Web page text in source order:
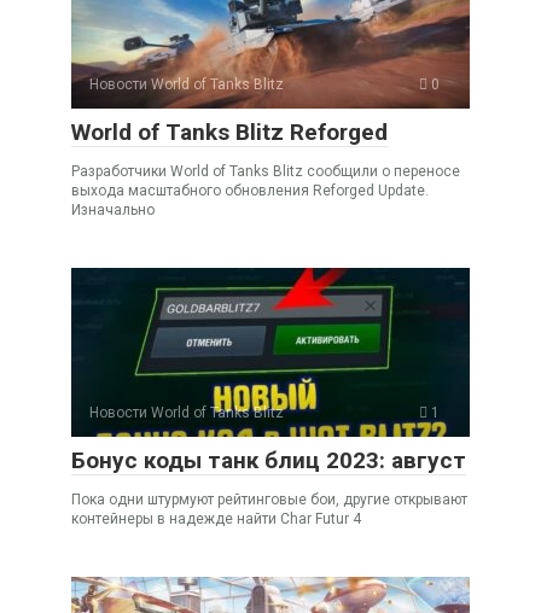
Новости World of Tanks Blitz 0
World of Tanks Blitz Reforged
Разработчики World of Tanks Blitz сообщили о переносе
выхода масштабного обновления Reforged Update.
Изначально
Новости World of Tanks Blitz 1
Бонус коды танк блиц 2023: август
Пока одни штурмуют рейтинговые бои, другие открывают
контейнеры в надежде найти Char Futur 4